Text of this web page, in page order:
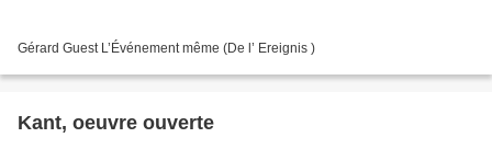
Gérard Guest L’Événement même (De l’ Ereignis )
Kant, oeuvre ouverte